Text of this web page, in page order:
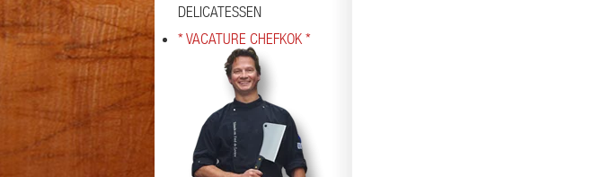
DELICATESSEN
* VACATURE CHEFKOK *